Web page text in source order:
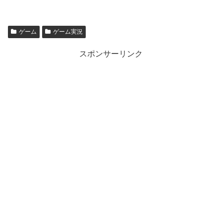
ゲーム ゲーム実況
スポンサーリンク